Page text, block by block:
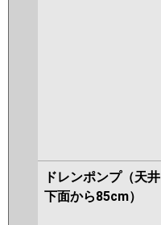
ドレンポンプ（天井
下面から85cm）